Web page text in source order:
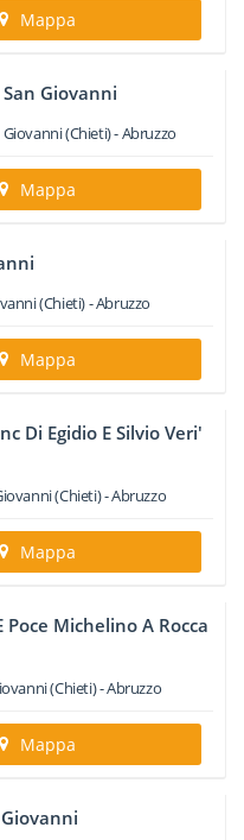
Mappa
San Giovanni
Giovanni(Chieti) -Abruzzo
Mappa
(Chieti) -Abruzzo
Mappa
Di Egidio E Silvio Veri'
(Chieti) -Abruzzo
Mappa
Poce Michelino A Rocca
(Chieti) -Abruzzo
Mappa